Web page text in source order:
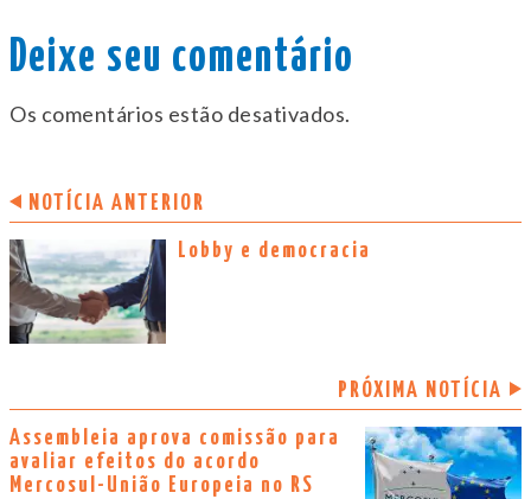
Deixe seu comentário
Os comentários estão desativados.
NOTÍCIA ANTERIOR
Lobby e democracia
PRÓXIMA NOTÍCIA
Assembleia aprova comissão para
avaliar efeitos do acordo
Mercosul-União Europeia no RS